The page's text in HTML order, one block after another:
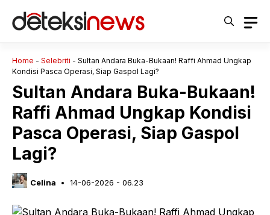
Home - Selebriti - Sultan Andara Buka-Bukaan! Raffi Ahmad Ungkap
Kondisi Pasca Operasi, Siap Gaspol Lagi?
Sultan Andara Buka-Bukaan!
Raffi Ahmad Ungkap Kondisi
Pasca Operasi, Siap Gaspol
Lagi?
Celina 14-06-2026 - 06.23